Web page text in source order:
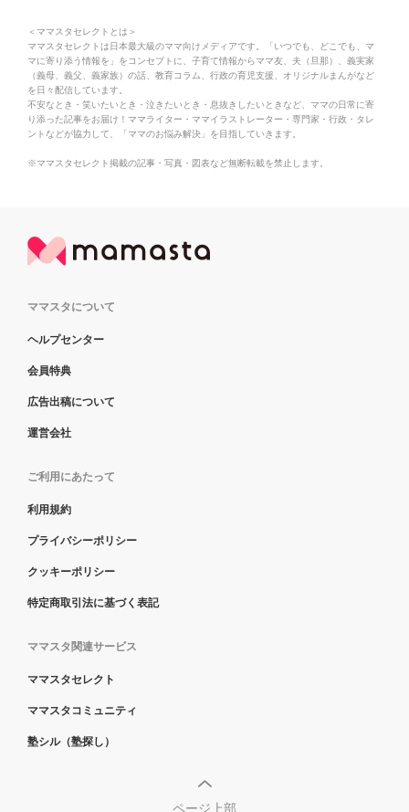
＜ママスタセレクトとは＞
ママスタセレクトは日本最大級のママ向けメディアです。「いつでも、どこでも、マ
マに寄り添う情報を」をコンセプトに、子育て情報からママ友、夫（旦那）、義実家
（義母、義父、義家族）の話、教育コラム、行政の育児支援、オリジナルまんがなど
を日々配信しています。
不安なとき・笑いたいとき・泣きたいとき・息抜きしたいときなど、ママの日常に寄
り添った記事をお届け！ママライター・ママイラストレーター・専門家・行政・タレ
ントなどが協力して、「ママのお悩み解決」を目指していきます。
※ママスタセレクト掲載の記事・写真・図表など無断転載を禁止します。
ママスタについて
ヘルプセンター
会員特典
広告出稿について
運営会社
ご利用にあたって
利用規約
プライバシーポリシー
クッキーポリシー
特定商取引法に基づく表記
ママスタ関連サービス
ママスタセレクト
ママスタコミュニティ
塾シル（塾探し）
ページ上部